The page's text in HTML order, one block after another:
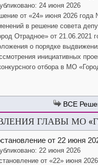
24 июня 2026
от «24» июня 2026
в решение совета
Отрадное» от 21.06.2021
о порядке
инициативных
отбора в МО
ГЛАВЫ МО
от 22 июня
22 июня 2026
от «22» июня